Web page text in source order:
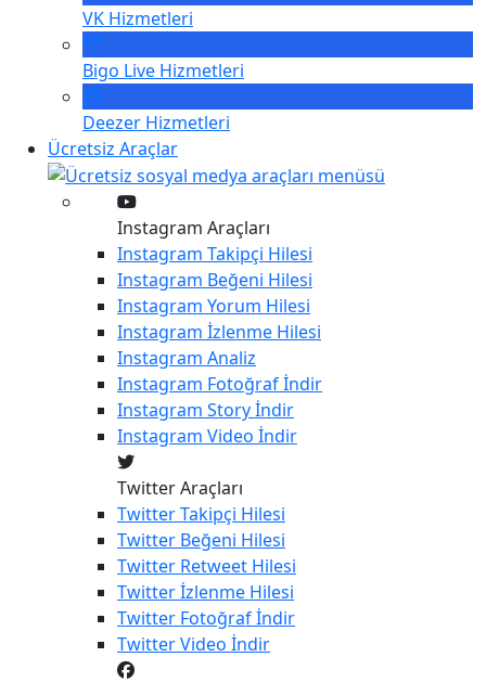
VK Hizmetleri
Bigo Live Hizmetleri
Deezer Hizmetleri
Ücretsiz Araçlar
Instagram Araçları
Instagram Takipçi Hilesi
Instagram Beğeni Hilesi
Instagram Yorum Hilesi
Instagram İzlenme Hilesi
Instagram Analiz
Instagram Fotoğraf İndir
Instagram Story İndir
Instagram Video İndir
Twitter Araçları
TwitterTakipçi Hilesi
Twitter Beğeni Hilesi
Twitter Retweet Hilesi
Twitterİzlenme Hilesi
Twitter Fotoğraf İndir
TwitterVideo İndir